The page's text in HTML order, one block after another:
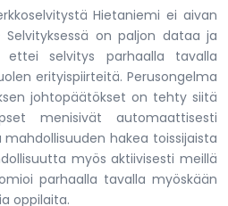
Hietaniemi ei aivan
Selvityksessä on paljon dataa ja
ettei selvitys parhaalla tavalla
erityispiirteitä. Perusongelma
johtopäätökset on tehty siitä
menisivät automaattisesti
hakea toissijaista
myös aktiivisesti meillä
parhaalla tavalla myöskään
oppilaita.